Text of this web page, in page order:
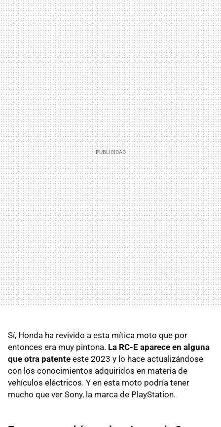
Sí, Honda ha revivido a esta mítica moto que por
entonces era muy pintona. La RC-E aparece en alguna
que otra patente este 2023 y lo hace actualizándose
con los conocimientos adquiridos en materia de
vehículos eléctricos. Y en esta moto podría tener
mucho que ver Sony, la marca de PlayStation.